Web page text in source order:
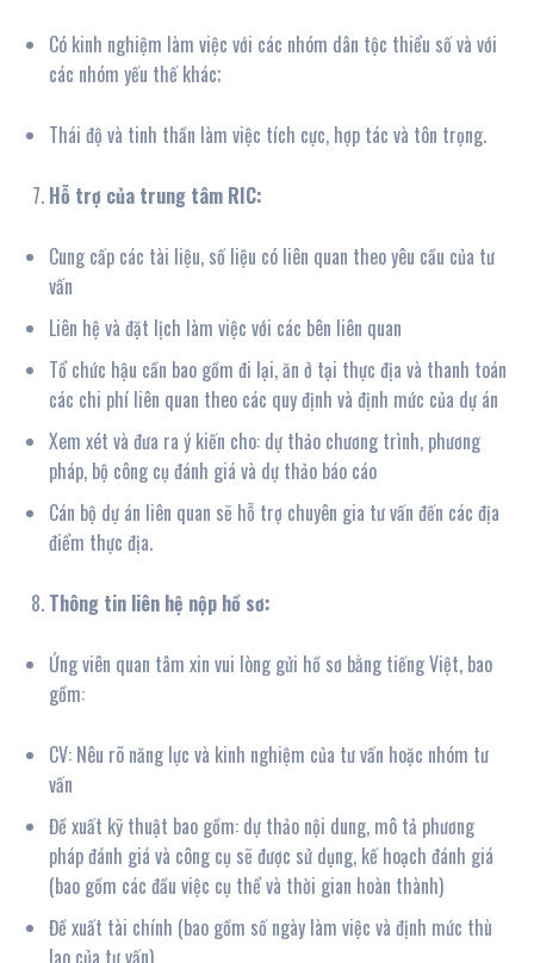
Có kinh nghiệm làm việc với các nhóm dân tộc thiểu số và với
các nhóm yếu thế khác;
Thái độ và tinh thần làm việc tích cực, hợp tác và tôn trọng.
Hỗ trợ của trung tâm RIC:
Cung cấp các tài liệu, số liệu có liên quan theo yêu cầu của tư
vấn
Liên hệ và đặt lịch làm việc với các bên liên quan
Tổ chức hậu cần bao gồm đi lại, ăn ở tại thực địa và thanh toán
các chi phí liên quan theo các quy định và định mức của dự án
Xem xét và đưa ra ý kiến cho: dự thảo chương trình, phương
pháp, bộ công cụ đánh giá và dự thảo báo cáo
Cán bộ dự án liên quan sẽ hỗ trợ chuyên gia tư vấn đến các địa
điểm thực địa.
Thông tin liên hệ nộp hồ sơ:
Ứng viên quan tâm xin vui lòng gửi hồ sơ bằng tiếng Việt, bao
gồm:
CV: Nêu rõ năng lực và kinh nghiệm của tư vấn hoặc nhóm tư
vấn
Đề xuất kỹ thuật bao gồm: dự thảo nội dung, mô tả phương
pháp đánh giá và công cụ sẽ được sử dụng, kế hoạch đánh giá
(bao gồm các đầu việc cụ thể và thời gian hoàn thành)
Đề xuất tài chính (bao gồm số ngày làm việc và định mức thù